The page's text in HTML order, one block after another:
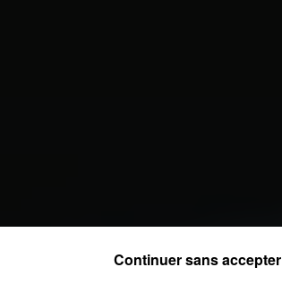
Continuer sans accepter